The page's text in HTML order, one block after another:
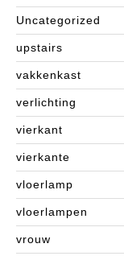
Uncategorized
upstairs
vakkenkast
verlichting
vierkant
vierkante
vloerlamp
vloerlampen
vrouw